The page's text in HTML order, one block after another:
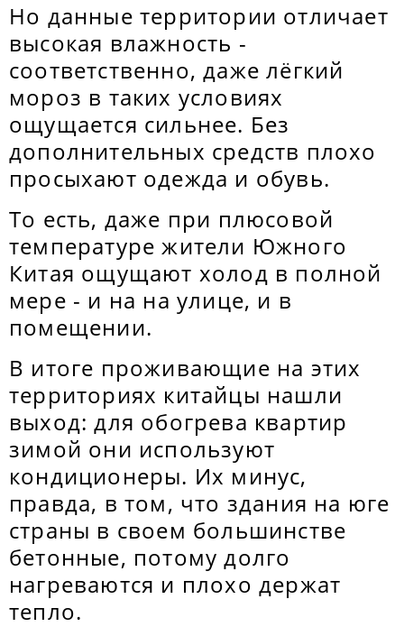
Но данные территории отличает
высокая влажность -
соответственно, даже лёгкий
мороз в таких условиях
ощущается сильнее. Без
дополнительных средств плохо
просыхают одежда и обувь.
То есть, даже при плюсовой
температуре жители Южного
Китая ощущают холод в полной
мере - и на на улице, и в
помещении.
В итоге проживающие на этих
территориях китайцы нашли
выход: для обогрева квартир
зимой они используют
кондиционеры. Их минус,
правда, в том, что здания на юге
страны в своем большинстве
бетонные, потому долго
нагреваются и плохо держат
тепло.